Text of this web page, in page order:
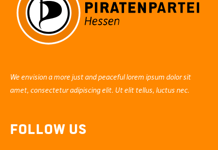
We envision a more just and peaceful lorem ipsum dolor sit
amet, consectetur adipiscing elit. Ut elit tellus, luctus nec.
Follow Us